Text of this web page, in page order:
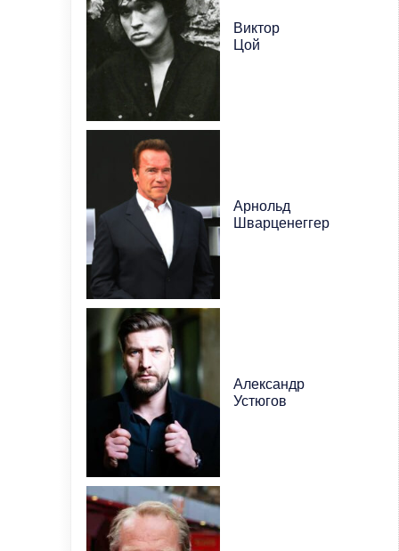
Виктор
Цой
Арнольд
Шварценеггер
Александр
Устюгов